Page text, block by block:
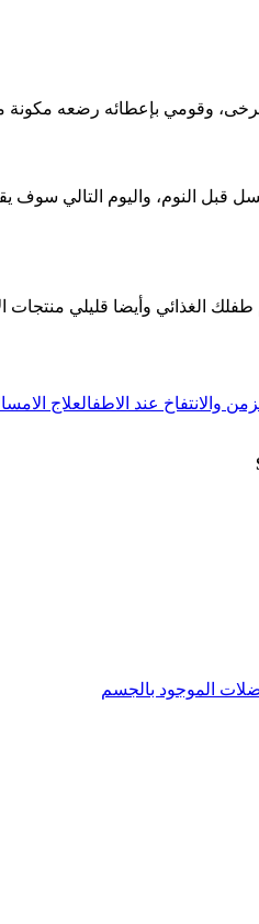
وقومي بإعطائه رضعه
النوم، واليوم التالي سوف
الغذائي وأيضا قليلي منتجات
والانتفاخ عند الاطفالعلاج
الموجود بالجسم